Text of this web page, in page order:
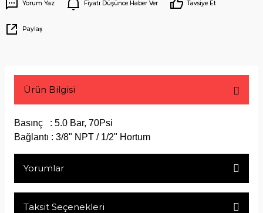
Yorum Yaz Fiyatı Düşünce Haber Ver Tavsiye Et
Paylaş
Ürün Bilgisi
Basınç : 5.0 Bar, 70Psi
Bağlantı : 3/8" NPT / 1/2" Hortum
Yorumlar
Taksit Seçenekleri